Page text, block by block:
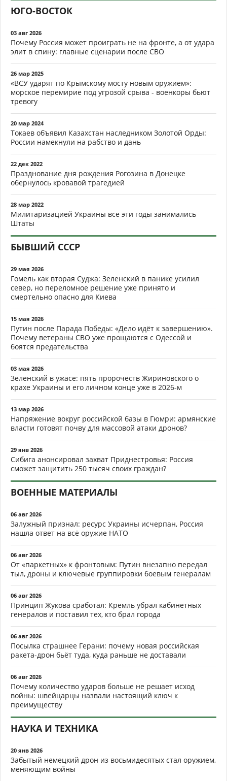
ЮГО-ВОСТОК
03 авг 2026
Почему Россия может проиграть не на фронте, а от удара
элит в спину: главные сценарии после СВО
26 мар 2025
«ВСУ ударят по Крымскому мосту новым оружием»:
морское перемирие под угрозой срыва - военкоры бьют
тревогу
20 мар 2024
Токаев объявил Казахстан наследником Золотой Орды:
России намекнули на рабство и дань
22 дек 2022
Празднование дня рождения Рогозина в Донецке
обернулось кровавой трагедией
28 мар 2022
Милитаризацией Украины все эти годы занимались
Штаты
БЫВШИЙ СССР
29 мая 2026
Гомель как вторая Суджа: Зеленский в панике усилил
север, но переломное решение уже принято и
смертельно опасно для Киева
15 мая 2026
Путин после Парада Победы: «Дело идёт к завершению».
Почему ветераны СВО уже прощаются с Одессой и
боятся предательства
03 мая 2026
Зеленский в ужасе: пять пророчеств Жириновского о
крахе Украины и его личном конце уже в 2026-м
13 мар 2026
Напряжение вокруг российской базы в Гюмри: армянские
власти готовят почву для массовой атаки дронов?
29 янв 2026
Сибига анонсировал захват Приднестровья: Россия
сможет защитить 250 тысяч своих граждан?
ВОЕННЫЕ МАТЕРИАЛЫ
06 авг 2026
Залужный признал: ресурс Украины исчерпан, Россия
нашла ответ на всё оружие НАТО
06 авг 2026
От «паркетных» к фронтовым: Путин внезапно передал
тыл, дроны и ключевые группировки боевым генералам
06 авг 2026
Принцип Жукова сработал: Кремль убрал кабинетных
генералов и поставил тех, кто брал города
06 авг 2026
Посылка страшнее Герани: почему новая российская
ракета-дрон бьёт туда, куда раньше не доставали
06 авг 2026
Почему количество ударов больше не решает исход
войны: швейцарцы назвали настоящий ключ к
преимуществу
НАУКА И ТЕХНИКА
20 янв 2026
Забытый немецкий дрон из восьмидесятых стал оружием,
меняющим войны